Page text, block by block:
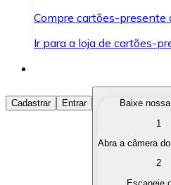
Compre cartões-presente
Ir para a loja de cartões-
Comprar Criptomoedas
Compre as criptomoedas
Converta suas
Cadastrar Entrar
Baixe
1
Abra a câmera
2